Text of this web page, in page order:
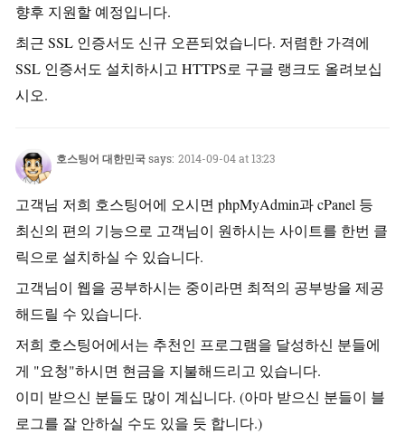
향후 지원할 예정입니다.
최근 SSL 인증서도 신규 오픈되었습니다. 저렴한 가격에
SSL 인증서도 설치하시고 HTTPS로 구글 랭크도 올려보십
시오.
호스팅어 대한민국says: 2014-09-04 at 13:23
고객님 저희 호스팅어에 오시면 phpMyAdmin과 cPanel 등
최신의 편의 기능으로 고객님이 원하시는 사이트를 한번 클
릭으로 설치하실 수 있습니다.
고객님이 웹을 공부하시는 중이라면 최적의 공부방을 제공
해드릴 수 있습니다.
저희 호스팅어에서는 추천인 프로그램을 달성하신 분들에
게 "요청"하시면 현금을 지불해드리고 있습니다.
이미 받으신 분들도 많이 계십니다. (아마 받으신 분들이 블
로그를 잘 안하실 수도 있을 듯 합니다.)